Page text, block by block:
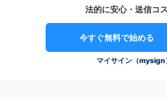
法的に安心・送信コ
今すぐ無料で始める
マイサイン（mysign